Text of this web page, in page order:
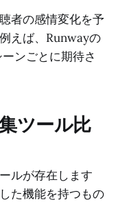
者の感情変化を予
えば、Runwayの
ンごとに期待さ
ツール比
ルが存在します
た機能を持つもの